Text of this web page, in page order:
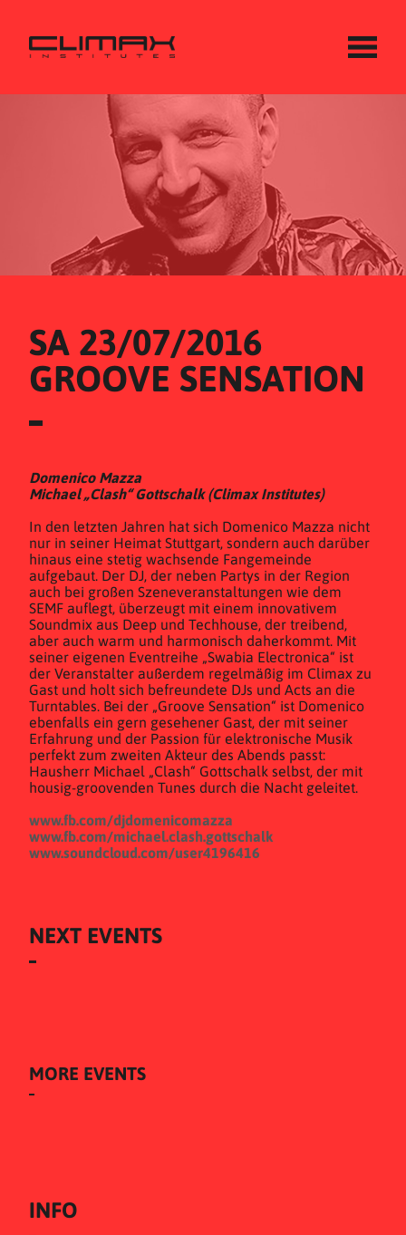
SA 23/07/2016
GROOVE SENSATION
Domenico Mazza
Michael „Clash“ Gottschalk (Climax Institutes)
In den letzten Jahren hat sich Domenico Mazza nicht
nur in seiner Heimat Stuttgart, sondern auch darüber
hinaus eine stetig wachsende Fangemeinde
aufgebaut. Der DJ, der neben Partys in der Region
auch bei großen Szeneveranstaltungen wie dem
SEMF auflegt, überzeugt mit einem innovativem
Soundmix aus Deep und Techhouse, der treibend,
aber auch warm und harmonisch daherkommt. Mit
seiner eigenen Eventreihe „Swabia Electronica“ ist
der Veranstalter außerdem regelmäßig im Climax zu
Gast und holt sich befreundete DJs und Acts an die
Turntables. Bei der „Groove Sensation“ ist Domenico
ebenfalls ein gern gesehener Gast, der mit seiner
Erfahrung und der Passion für elektronische Musik
perfekt zum zweiten Akteur des Abends passt:
Hausherr Michael „Clash“ Gottschalk selbst, der mit
housig-groovenden Tunes durch die Nacht geleitet.
www.fb.com/djdomenicomazza
www.fb.com/michael.clash.gottschalk
www.soundcloud.com/user4196416
NEXT EVENTS
MORE EVENTS
INFO